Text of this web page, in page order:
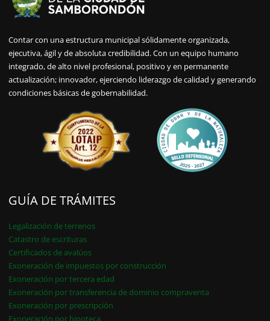
Contar con una estructura municipal sólidamente organizada,
ejecutiva, ágil y de absoluta credibilidad. Con un equipo humano
integrado, de alto nivel profesional, positivo y en permanente
actualización; innovador, ejerciendo liderazgo de calidad y generando
condiciones básicas de gobernabilidad.
GUÍA DE TRÁMITES
Legalización de terrenos
Catastro de escrituras
Certificados de avalúos
Exoneración de impuestos por construcción
Exoneración por tercera edad
Exoneración por transferencia de dominio compraventa
Exoneración por prescripción
Exoneración por hipoteca